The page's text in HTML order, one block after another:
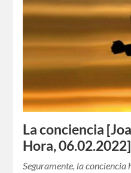
La conciencia
Hora, 06.02.2022]
Seguramente, la conciencia